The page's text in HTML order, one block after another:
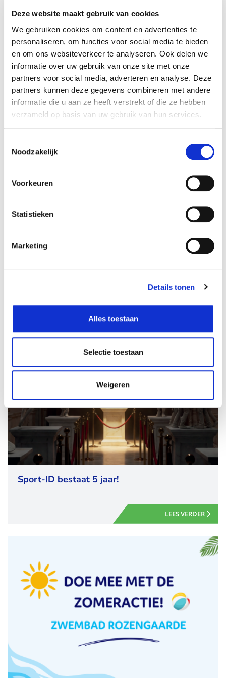
Deze website maakt gebruik van cookies
We gebruiken cookies om content en advertenties te
personaliseren, om functies voor social media te bieden
en om ons websiteverkeer te analyseren. Ook delen we
informatie over uw gebruik van onze site met onze
partners voor social media, adverteren en analyse. Deze
partners kunnen deze gegevens combineren met andere
informatie die u aan ze heeft verstrekt of die ze hebben
verzameld op basis van uw gebruik van hun services.
Noodzakelijk
Voorkeuren
Statistieken
Marketing
Details tonen
Alles toestaan
Selectie toestaan
Weigeren
Aerial Silk. Voor de allerkleinsten was er een peuterspeeltuin.
Kinderen namen deel aan de Sport Speurtocht verspreid over
het hele terrein.
Laatste nieuws berichten
Wees onderdeel van een
Sport-ID bestaat 5 jaar!
LEES VERDER